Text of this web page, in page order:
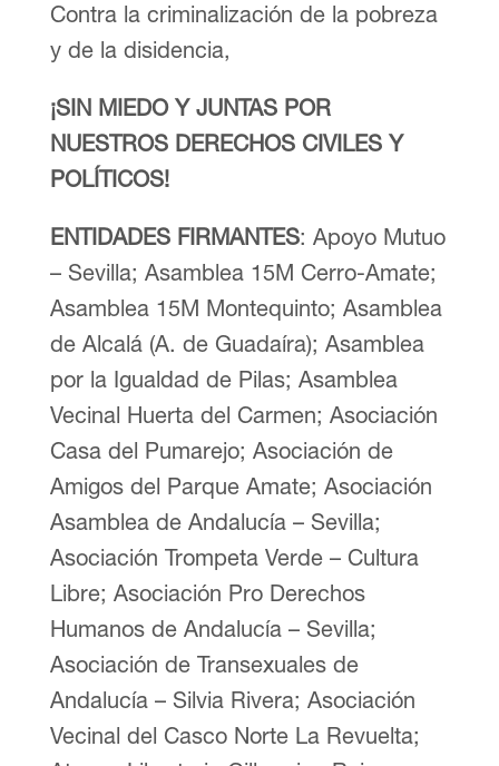
Contra la criminalización de la pobreza
y de la disidencia,
¡SIN MIEDO Y JUNTAS POR
NUESTROS DERECHOS CIVILES Y
POLÍTICOS!
ENTIDADES FIRMANTES: Apoyo Mutuo
– Sevilla; Asamblea 15M Cerro-Amate;
Asamblea 15M Montequinto; Asamblea
de Alcalá (A. de Guadaíra); Asamblea
por la Igualdad de Pilas; Asamblea
Vecinal Huerta del Carmen; Asociación
Casa del Pumarejo; Asociación de
Amigos del Parque Amate; Asociación
Asamblea de Andalucía – Sevilla;
Asociación Trompeta Verde – Cultura
Libre; Asociación Pro Derechos
Humanos de Andalucía – Sevilla;
Asociación de Transexuales de
Andalucía – Silvia Rivera; Asociación
Vecinal del Casco Norte La Revuelta;